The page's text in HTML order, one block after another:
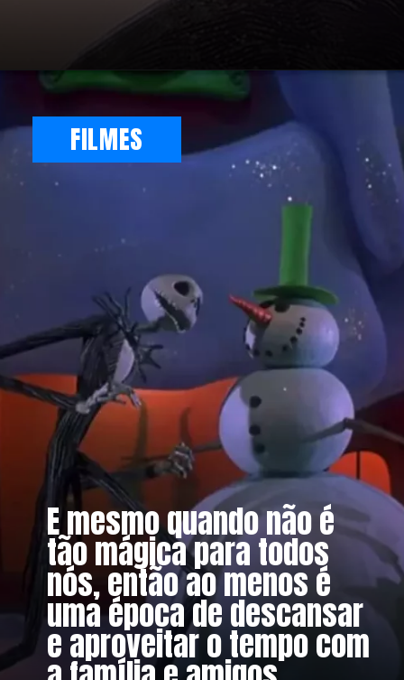
E mesmo quando não é
tão mágica para todos
nós, então ao menos é
uma época de descansar
e aproveitar o tempo com
FILMES